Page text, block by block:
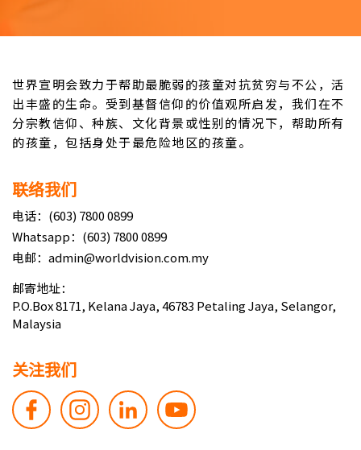
世界宣明会致力于帮助最脆弱的孩童对抗贫穷与不公，活
出丰盛的生命。受到基督信仰的价值观所启发，我们在不
分宗教信仰、种族、文化背景或性别的情况下，帮助所有
的孩童，包括身处于最危险地区的孩童。
联络我们
电话：(603) 7800 0899
Whatsapp：(603) 7800 0899
电邮：admin@worldvision.com.my
邮寄地址：
P.O.Box 8171, Kelana Jaya, 46783 Petaling Jaya, Selangor,
Malaysia
关注我们